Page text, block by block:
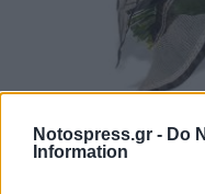
Notospress.gr - Do
Information
Σπάρτη: